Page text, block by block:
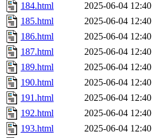
184.html
2025-06-04 12:40
185.html
2025-06-04 12:40
186.html
2025-06-04 12:40
187.html
2025-06-04 12:40
189.html
2025-06-04 12:40
190.html
2025-06-04 12:40
191.html
2025-06-04 12:40
192.html
2025-06-04 12:40
193.html
2025-06-04 12:40